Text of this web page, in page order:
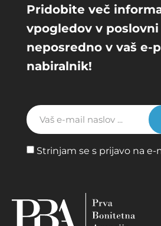
Pridobite več
vpogledov v
neposredno v vaš e-
nabiralnik!
Strinjam se s prijavo na e-